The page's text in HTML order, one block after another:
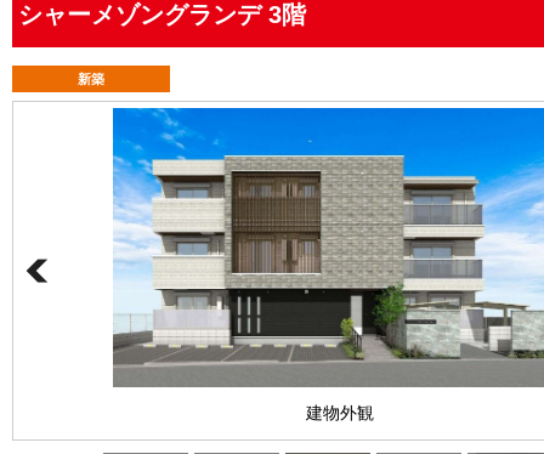
シャーメゾングランデ 3階
新築
建物外観